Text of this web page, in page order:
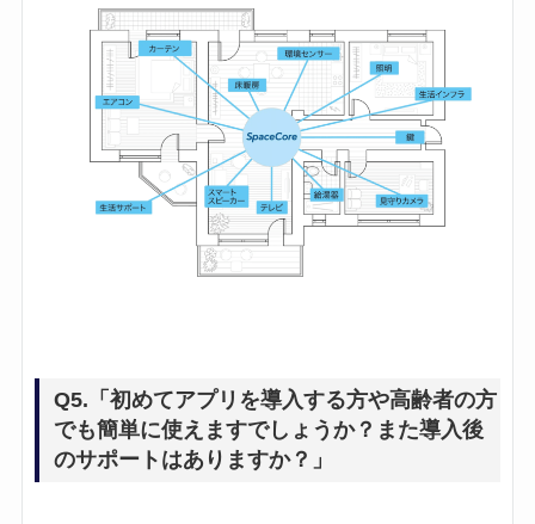
Q5.「初めてアプリを導入する方や高齢者の方
でも簡単に使えますでしょうか？また導入後
のサポートはありますか？」